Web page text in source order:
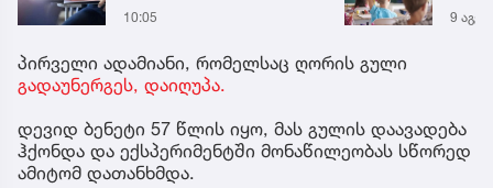
წლის აბიტურიენტის
10:05 9 აგვ
პირველი ადამიანი, რომელსაც ღორის გული
გადაუნერგეს, დაიღუპა.
დევიდ ბენეტი 57 წლის იყო, მას გულის დაავადება
ჰქონდა და ექსპერიმენტში მონაწილეობას სწორედ
ამიტომ დათანხმდა.